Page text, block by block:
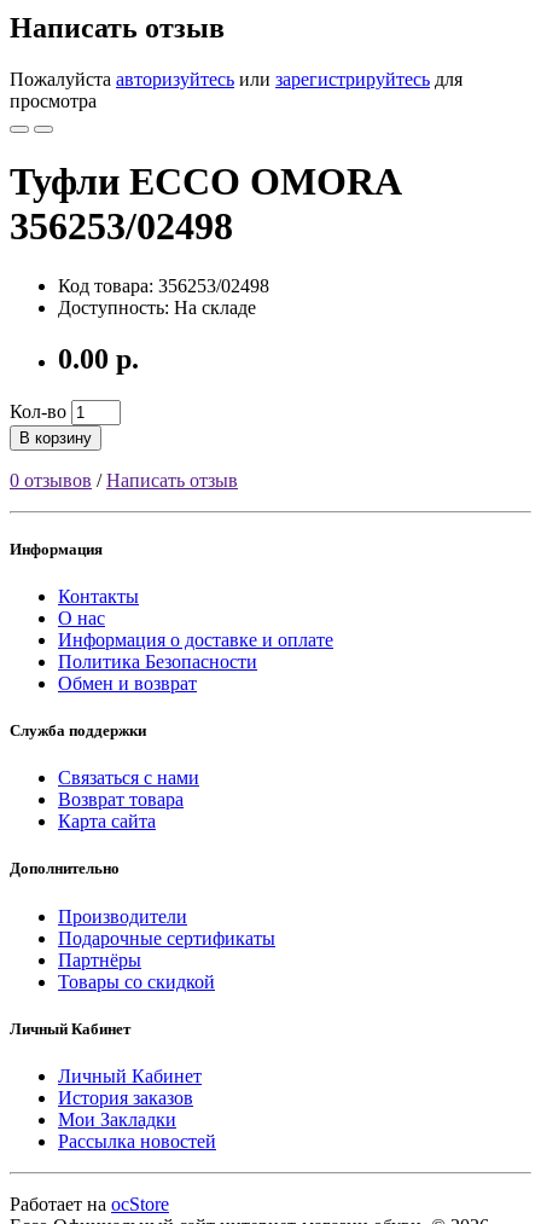
Написать отзыв
Пожалуйста авторизуйтесь или зарегистрируйтесь для
просмотра
Туфли ECCO OMORA
356253/02498
Код товара: 356253/02498
Доступность: На складе
0.00 р.
Кол-во
В корзину
0 отзывов /Написать отзыв
Информация
Контакты
О нас
Информация о доставке и оплате
Политика Безопасности
Обмен и возврат
Служба поддержки
Связаться с нами
Возврат товара
Карта сайта
Дополнительно
Производители
Подарочные сертификаты
Партнёры
Товары со скидкой
Личный Кабинет
Личный Кабинет
История заказов
Мои Закладки
Рассылка новостей
Работает на ocStore